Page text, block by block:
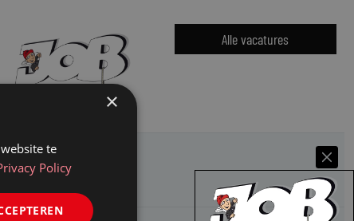
Alle vacatures
HMP zoekt een
Jurist Arbeidsrecht
×
te
Policy